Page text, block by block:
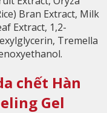
Bran Extract, Milk
Extract, 1,2-
Tremella
chết Hàn
Gel